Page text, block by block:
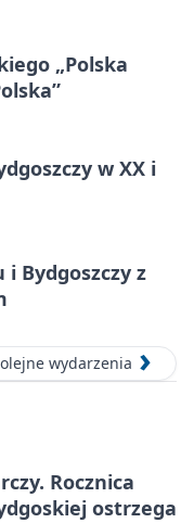
„Polska
w XX i
Bydgoszczy z
wydarzenia
Rocznica
ostrzega